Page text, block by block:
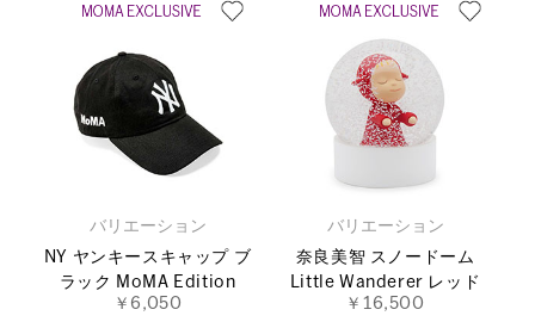
バリエーション
NY ヤンキースキャップ ブ
ラック MoMA Edition
￥6,050
バリエーション
奈良美智 スノードーム
Little Wanderer レッド
￥16,500